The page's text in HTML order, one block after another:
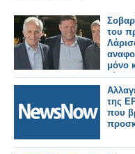
του
μόνο
της
που